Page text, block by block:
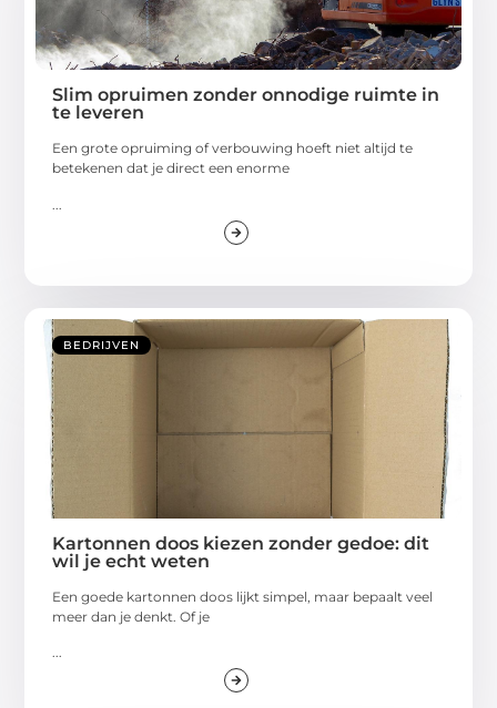
Slim opruimen zonder onnodige ruimte in
te leveren
Een grote opruiming of verbouwing hoeft niet altijd te
betekenen dat je direct een enorme
BEDRIJVEN
Kartonnen doos kiezen zonder gedoe: dit
wil je echt weten
Een goede kartonnen doos lijkt simpel, maar bepaalt veel
meer dan je denkt. Of je